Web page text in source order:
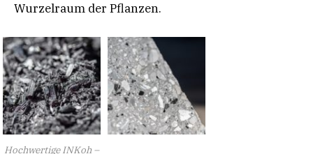
Wurzelraum der Pflanzen.
Hochwertige INKoh –